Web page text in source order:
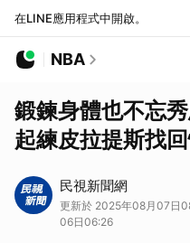
在LINE應用程式中開啟。
NBA
鍛鍊身體也不忘
起練皮拉提斯找
民視新聞網
更新於 2025年08月07日
06日06:26